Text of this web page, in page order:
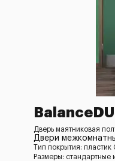
Дверь маятниковая
Двери
Тип покрытия: пластик
Размеры: стандартные